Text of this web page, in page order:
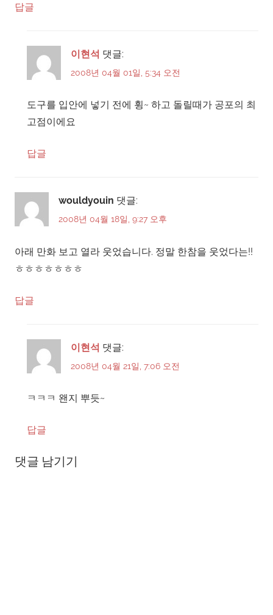
답글
이현석 댓글:
2008년 04월 01일, 5:34 오전
도구를 입안에 넣기 전에 휭~ 하고 돌릴때가 공포의 최
고점이에요
답글
wouldyouin 댓글:
2008년 04월 18일, 9:27 오후
아래 만화 보고 열라 웃었습니다. 정말 한참을 웃었다는!!
ㅎㅎㅎㅎㅎㅎㅎ
답글
이현석 댓글:
2008년 04월 21일, 7:06 오전
ㅋㅋㅋ 왠지 뿌듯~
답글
댓글 남기기